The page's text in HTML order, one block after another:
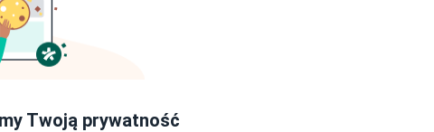
200 zł
Twoją prywatność